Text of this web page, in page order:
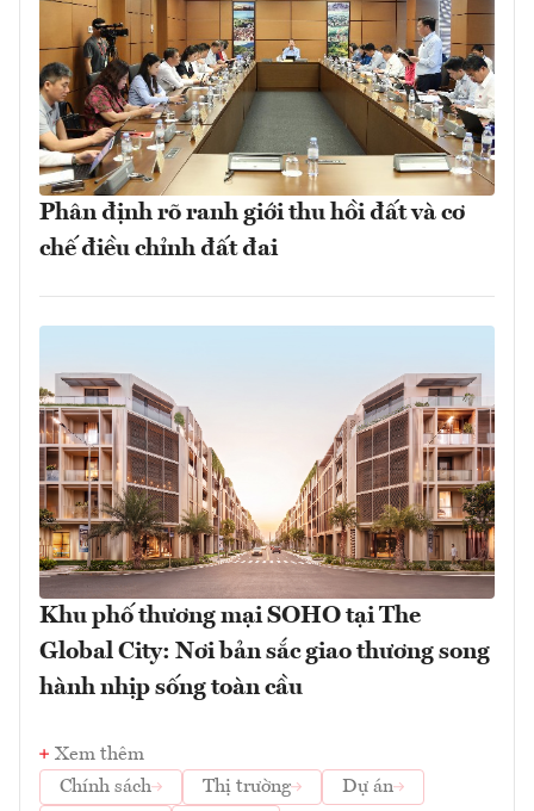
Phân định rõ ranh giới thu hồi đất và cơ
chế điều chỉnh đất đai
Khu phố thương mại SOHO tại The
Global City: Nơi bản sắc giao thương song
hành nhịp sống toàn cầu
Xem thêm
Chính sách
Thị trường
Dự án